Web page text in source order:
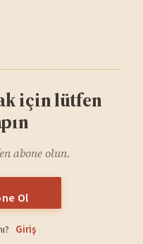
için lütfen
abone olun.
Ol
Giriş